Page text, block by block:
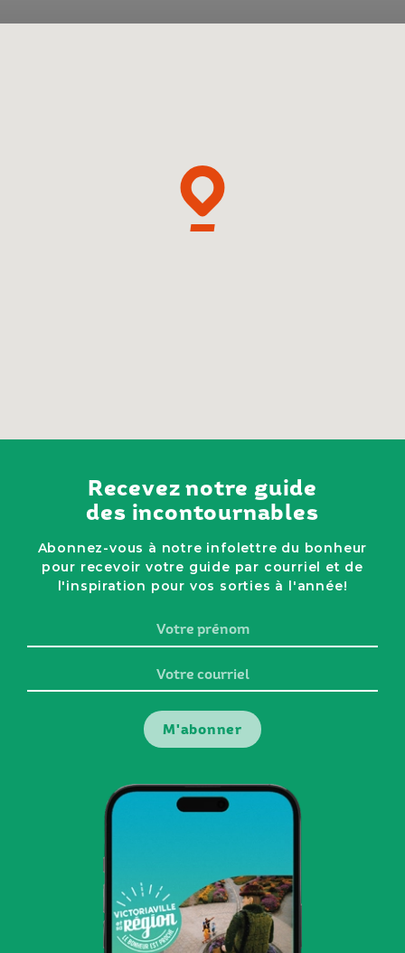
Recevez notre guide
des incontournables
Abonnez-vous à notre infolettre du bonheur
pour recevoir votre guide par courriel et de
l'inspiration pour vos sorties à l'année!
prénom
courriel